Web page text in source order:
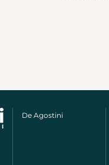
De Agostini